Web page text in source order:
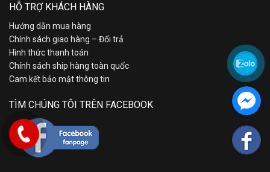
HỖ TRỢ KHÁCH HÀNG
Hướng dẫn mua hàng
Chính sách giao hàng – Đổi trả
Hình thức thanh toán
Chính sách ship hàng toàn quốc
Cam kết bảo mật thông tin
TÌM CHÚNG TÔI TRÊN FACEBOOK